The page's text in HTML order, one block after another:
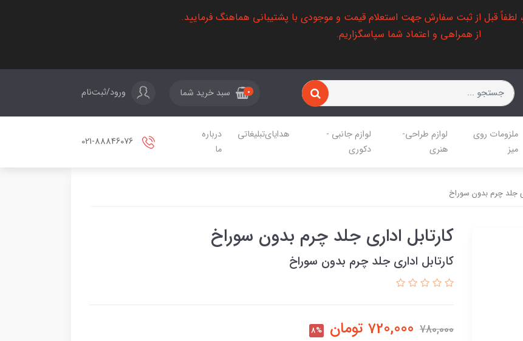
لطفاً قبل از ثبت سفارش جهت استعلام قیمت و موجودی با پشتیبانی هماهنگ فرمایید.
از همراهی و اعتماد شما سپاسگزاریم.
0 سبد خرید شما ورود/ثبت‌نام
ملزومات روی
میز
لوازم طراحی-
هنری
لوازم جانبی -
دکوری
هدایای‌تبلیغاتی
درباره
ما
جلد چرم بدون سوراخ
کارتابل اداری جلد چرم بدون سوراخ
کارتابل اداری جلد چرم بدون سوراخ
780,000
720,000 تومان 8%